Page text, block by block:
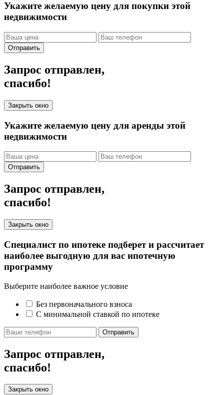
Укажите желаемую цену для покупки этой
недвижимости
Отправить
Запрос отправлен,
спасибо!
Закрыть окно
Укажите желаемую цену для аренды этой
недвижимости
Отправить
Запрос отправлен,
спасибо!
Закрыть окно
Специалист по ипотеке подберет и рассчитает
наиболее выгодную для вас ипотечную
программу
Выберите наиболее важное условие
Без первоначального взноса
С минимальной ставкой по ипотеке
Отправить
Запрос отправлен,
спасибо!
Закрыть окно